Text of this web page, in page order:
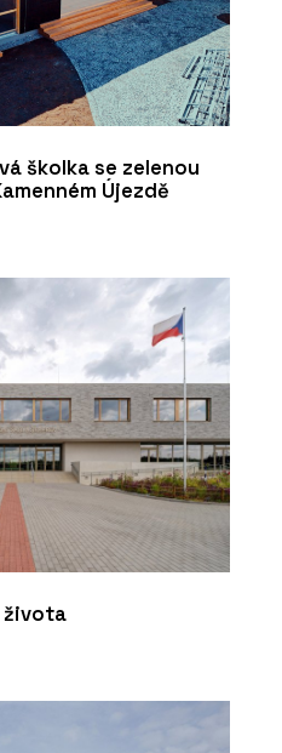
školka se zelenou
Újezdě
života